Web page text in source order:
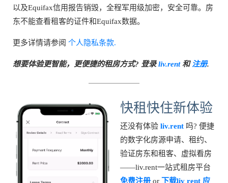
以及Equifax信用报告销毁，全程军用级加密，安全可靠。房
东不能查看租客的证件和Equifax数据。
更多详情请参阅 个人隐私条款.
想要体验更智能，更便捷的租房方式? 登录liv.rent和注册.
快租快住新体验
还没有体验 liv.rent 吗? 便捷
的数字化房源申请、租约、
验证房东和租客、虚拟看房
——liv.rent一站式租房平台
免费注册 or 下载liv rent 应